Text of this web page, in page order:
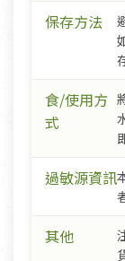
保存方法
食/使用方
式
過敏源資訊
其他